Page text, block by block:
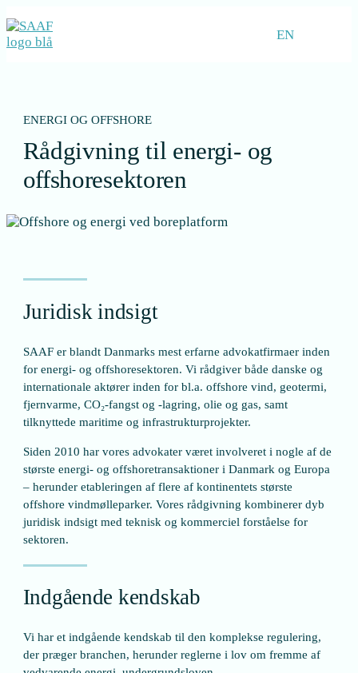
EN
ENERGI OG OFFSHORE
Rådgivning til energi- og
offshoresektoren
Juridisk indsigt
SAAF er blandt Danmarks mest erfarne advokatfirmaer inden
for energi- og offshoresektoren. Vi rådgiver både danske og
internationale aktører inden for bl.a. offshore vind, geotermi,
fjernvarme, CO₂-fangst og -lagring, olie og gas, samt
tilknyttede maritime og infrastrukturprojekter.
Siden 2010 har vores advokater været involveret i nogle af de
største energi- og offshoretransaktioner i Danmark og Europa
– herunder etableringen af flere af kontinentets største
offshore vindmølleparker. Vores rådgivning kombinerer dyb
juridisk indsigt med teknisk og kommerciel forståelse for
sektoren.
Indgående kendskab
Vi har et indgående kendskab til den komplekse regulering,
der præger branchen, herunder reglerne i lov om fremme af